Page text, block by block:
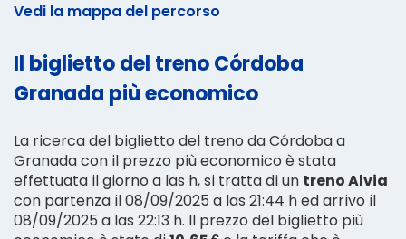
Vedi la mappa del percorso
Il biglietto del treno Córdoba
Granada più economico
La ricerca del biglietto del treno da Córdoba a
Granada con il prezzo più economico è stata
effettuata il giorno a las h, si tratta di un treno Alvia
con partenza il 08/09/2025 a las 21:44 h ed arrivo il
08/09/2025 a las 22:13 h. Il prezzo del biglietto più